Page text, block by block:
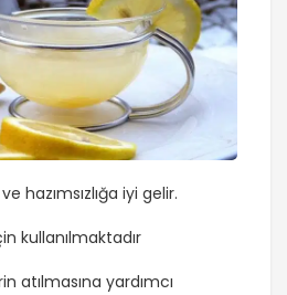
hazımsızlığa iyi gelir.
kullanılmaktadır
atılmasına yardımcı